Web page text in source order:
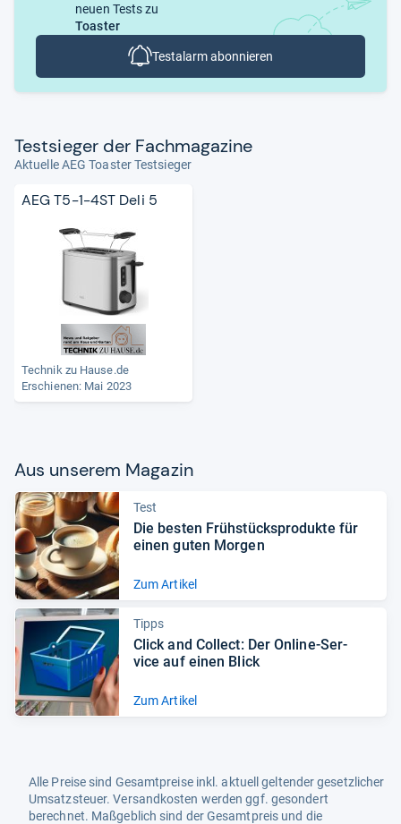
neuen Tests zu
Toaster
Testalarm abonnieren
Test­sie­ger der Fach­ma­ga­zine
Aktuelle AEG Toaster Testsieger
AEG T5-1-4ST Deli 5
Technik zu Hause.de
Erschienen: Mai 2023
Aus unse­rem Maga­zin
Test
Die bes­ten Früh­stück­s­pro­dukte für
einen guten Mor­gen
Zum Artikel
Tipps
Click and Col­lect: Der Online-​Ser­
vice auf einen Blick
Zum Artikel
Alle Preise sind Gesamtpreise inkl. aktuell geltender gesetzlicher
Umsatzsteuer. Versandkosten werden ggf. gesondert
berechnet. Maßgeblich sind der Gesamtpreis und die